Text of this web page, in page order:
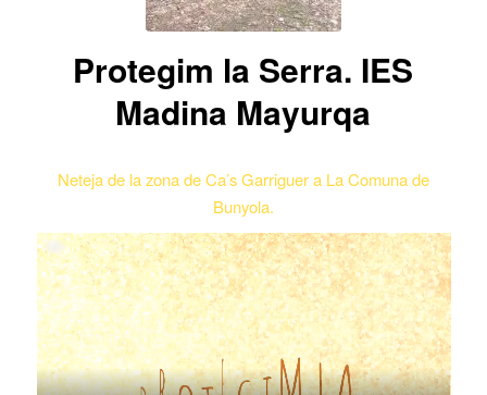
Protegim la Serra. IES
Madina Mayurqa
Neteja de la zona de Ca’s Garriguer a La Comuna de
Bunyola.